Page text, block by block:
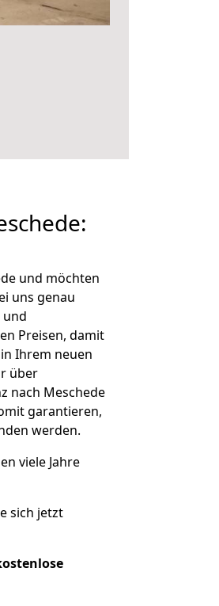
und möchten
uns genau
und
Preisen, damit
Ihrem neuen
über
nach Meschede
garantieren,
werden.
viele Jahre
sich jetzt